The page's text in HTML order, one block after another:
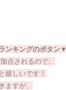
ンキングのボタン▼
点されるので、
嬉しいです！
ますが、